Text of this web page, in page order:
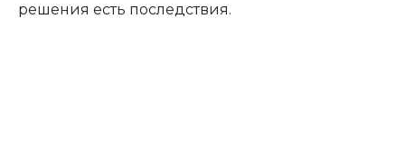
решения есть последствия.